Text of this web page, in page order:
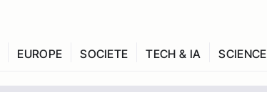
EUROPE SOCIETE TECH & IA SCIENCE